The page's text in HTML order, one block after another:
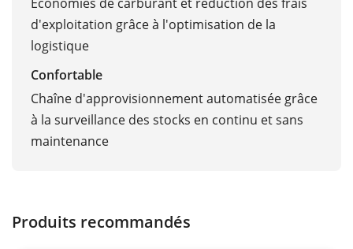
d'exploitation grâce à l'optimisation de la
logistique
Confortable
Chaîne d'approvisionnement automatisée grâce
à la surveillance des stocks en continu et sans
maintenance
Produits recommandés